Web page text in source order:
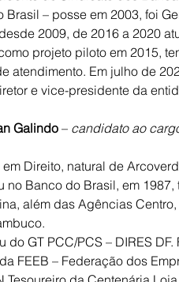
Brasil – posse em 2003, foi
2009, de 2016 a 2020
projeto piloto em 2015,
atendimento. Em julho de
e vice-presidente da
Galindo – candidato ao
Direito, natural de
no Banco do Brasil, em
além das Agências
do GT PCC/PCS – DIRES
FEEB – Federação dos